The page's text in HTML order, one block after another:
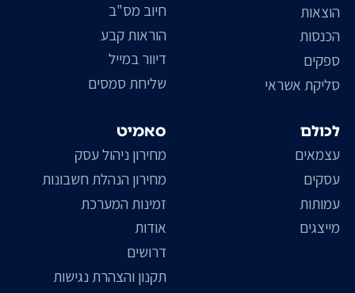
סאמיט
מחירון ניהול עסק
מחירון הנהלת חשבונות
זמינות המערכת
אודות
דרושים
תקנון והצהרת נגישות
חיוב מס"ב
הוראות קבע
דיוור במייל
שליחת סמסים
הוצאות
הכנסות
ספקים
סליקת אשראי
לכולם
עצמאים
עסקים
עמותות
מייצגים